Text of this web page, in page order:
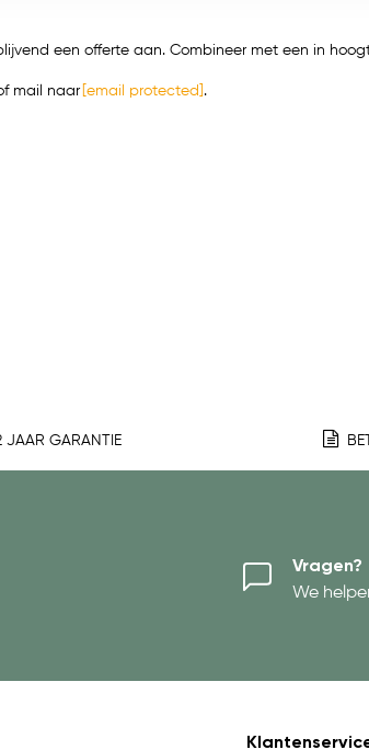
een offerte aan. Combineer met een in
mail naar [email protected] .
JAAR GARANTIE
Vragen?
We